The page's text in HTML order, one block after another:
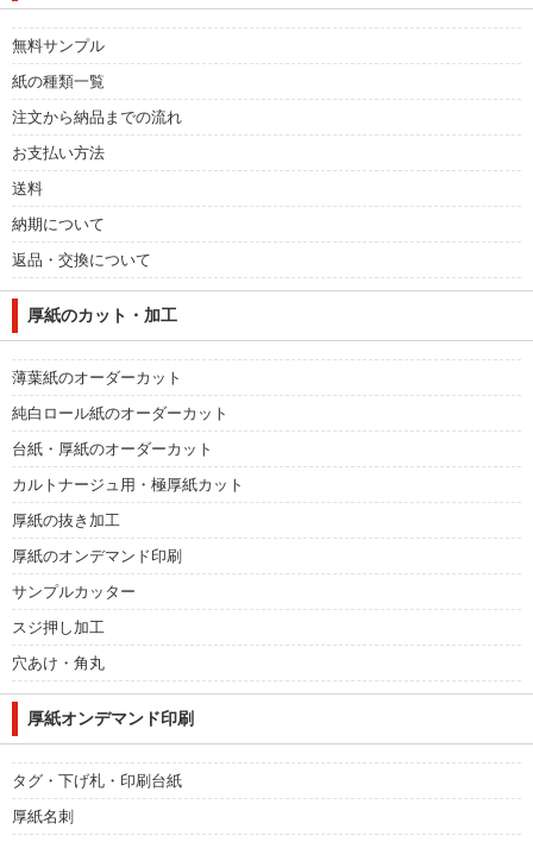
無料サンプル
紙の種類一覧
注文から納品までの流れ
お支払い方法
送料
納期について
返品・交換について
厚紙のカット・加工
薄葉紙のオーダーカット
純白ロール紙のオーダーカット
台紙・厚紙のオーダーカット
カルトナージュ用・極厚紙カット
厚紙の抜き加工
厚紙のオンデマンド印刷
サンプルカッター
スジ押し加工
穴あけ・角丸
厚紙オンデマンド印刷
タグ・下げ札・印刷台紙
厚紙名刺